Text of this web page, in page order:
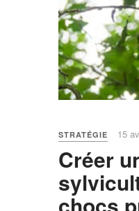
STRATÉGIE 15
Créer